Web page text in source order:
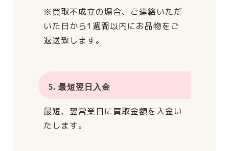
※買取不成立の場合、 ご連絡いただ
いた日から1週間以内にお品物をご
返送致します。
5. 最短翌日入金
最短、翌営業日に買取金額を入金い
たします。